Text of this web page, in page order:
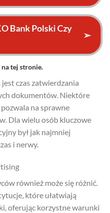
Bank Polski Czy
➢
tej stronie.
czas zatwierdzania
dokumentów. Niektóre
pozwala na sprawne
Dla wielu osób kluczowe
był jak najmniej
i nerwy.
również może się różnić.
które ułatwiają
oferując korzystne warunki